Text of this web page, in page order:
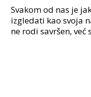
Svakom od nas je
izgledati kao svoja
ne rodi savršen,